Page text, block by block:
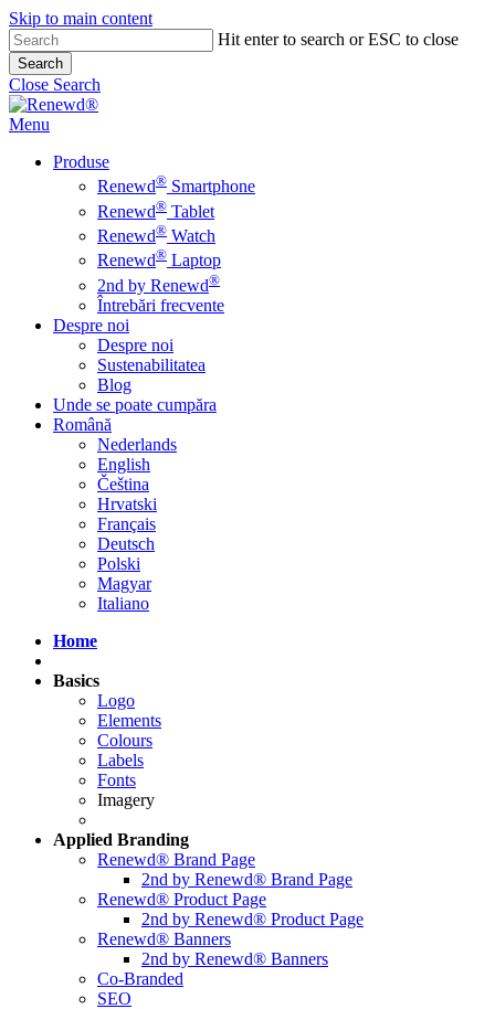
Skip to main content
Hit enter to search or ESC to close
Search
Close Search
Menu
Produse
Renewd® Smartphone
Renewd® Tablet
Renewd® Watch
Renewd® Laptop
2nd by Renewd®
Întrebări frecvente
Despre noi
Despre noi
Sustenabilitatea
Blog
Unde se poate cumpăra
Română
Nederlands
English
Čeština
Hrvatski
Français
Deutsch
Polski
Magyar
Italiano
Home
Basics
Logo
Elements
Colours
Labels
Fonts
Imagery
Applied Branding
Renewd® Brand Page
2nd by Renewd® Brand Page
Renewd® Product Page
2nd by Renewd® Product Page
Renewd® Banners
2nd by Renewd® Banners
Co-Branded
SEO